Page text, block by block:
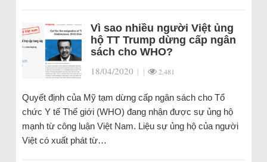
Vì sao nhiều người Việt ủng
hộ TT Trump dừng cấp ngân
sách cho WHO?
18/04/2020 | | 2.481
Quyết định của Mỹ tạm dừng cấp ngân sách cho Tổ
chức Y tế Thế giới (WHO) đang nhận được sự ủng hộ
mạnh từ công luận Việt Nam. Liệu sự ủng hộ của người
Việt có xuất phát từ…